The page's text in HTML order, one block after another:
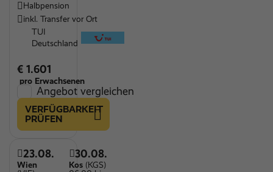
Halbpension
inkl. Transfer vor Ort
TUI
Deutschland
€ 1.601
pro Erwachsenen
Angebot vergleichen
VERFÜGBARKEIT
PRÜFEN
23.08.
Wien
30.08.
Kos (KGS)